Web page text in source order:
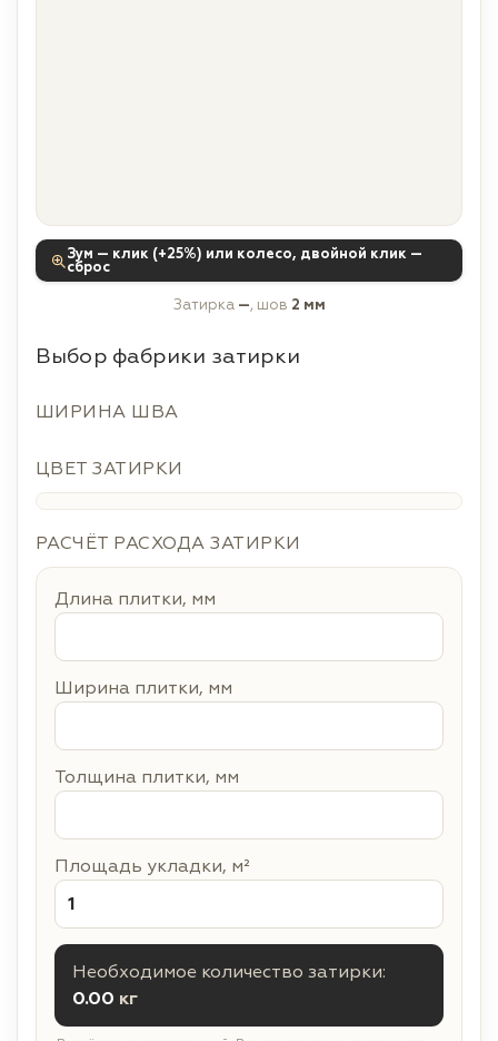
Зум — клик (+25%) или колесо, двойной клик —
сброс
Затирка —, шов 2 мм
Выбор фабрики затирки
ШИРИНА ШВА
ЦВЕТ ЗАТИРКИ
РАСЧЁТ РАСХОДА ЗАТИРКИ
Длина плитки, мм
Ширина плитки, мм
Толщина плитки, мм
Площадь укладки, м²
Необходимое количество затирки:
0.00 кг